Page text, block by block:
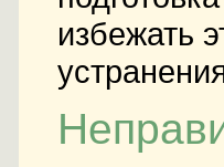
избежать